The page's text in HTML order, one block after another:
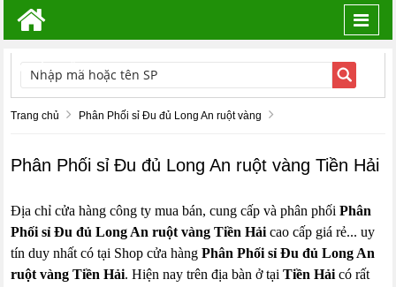
TÌM KIẾM
Trang chủ Phân Phối sỉ Đu đủ Long An ruột vàng
Phân Phối sỉ Đu đủ Long An ruột vàng Tiền Hải
Địa chỉ cửa hàng công ty mua bán, cung cấp và phân phốiPhân
Phối sỉ Đu đủ Long An ruột vàng Tiền Hải cao cấp giá rẻ... uy
tín duy nhất có tại Shop cửa hàngPhân Phối sỉ Đu đủ Long An
ruột vàng Tiền Hải. Hiện nay trên địa bàn ở tạiTiền Hải có rất